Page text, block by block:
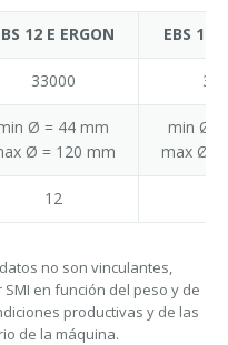
12 E ERGON EBS 14
33000
Ø = 44 mm
Ø = 120 mm
min Ø
max Ø =
12
no son vinculantes,
en función del peso y de
productivas y de las
de la máquina.